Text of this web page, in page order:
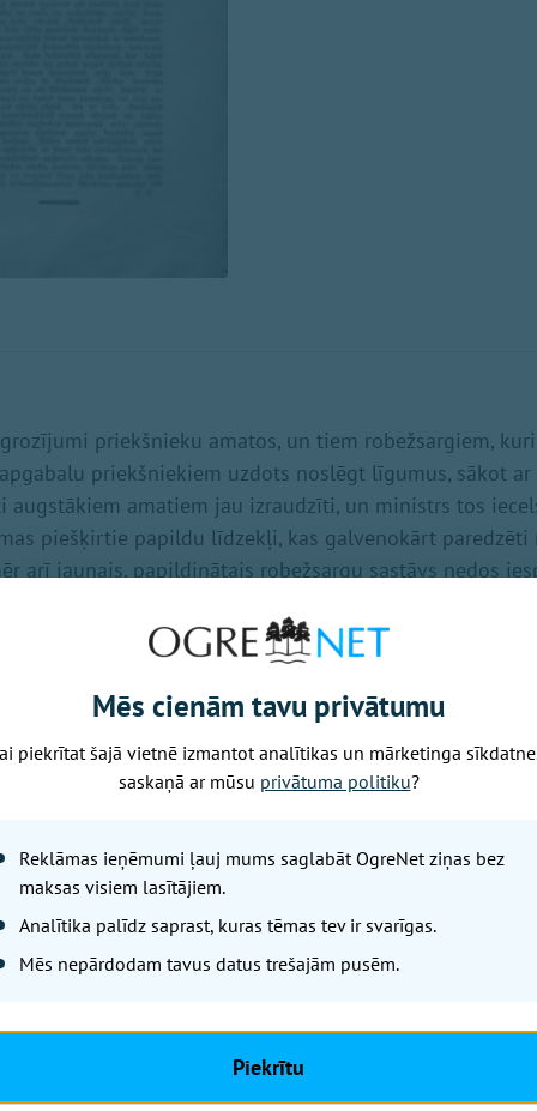
priekšnieku amatos, un tiem robežsargiem,
priekšniekiem uzdots noslēgt līgumus, sākot
augstākiem amatiem jau izraudzīti, un ministrs tos
piešķirtie papildu līdzekļi, kas galvenokārt paredzēti
arī jaunais, papildinātais robežsargu sastāvs nedos
lai tur varētu nodrošināt sistemātisku
tāpat kā līdz šim, apkalpos pārbaudes punktus un
robežas šķērsotāji un kontrabandisti.
no robežsargiem tiks prasīta stingrāka dienesta
Tādēļ budžetā paredzēts uzlabot arī viņu materiālo
paredzēta neliela piemaksa apģērba iegādei.
robežsargu vajadzības, sāktas sarunas ar
nomaksu par intendantūras cenām. Paredzēts
tos ar nepieciešamajām saimniecības precēm.
Mēs cienām tavu privātumu
piekrītat šajā vietnē izmantot analītikas un mārketinga
saskaņā ar mūsu privātuma politiku?
Reklāmas ieņēmumi ļauj mums saglabāt OgreNet ziņas bez
maksas visiem lasītājiem.
Analītika palīdz saprast, kuras tēmas tev ir svarīgas.
Mēs nepārdodam tavus datus trešajām pusēm.
Piekrītu